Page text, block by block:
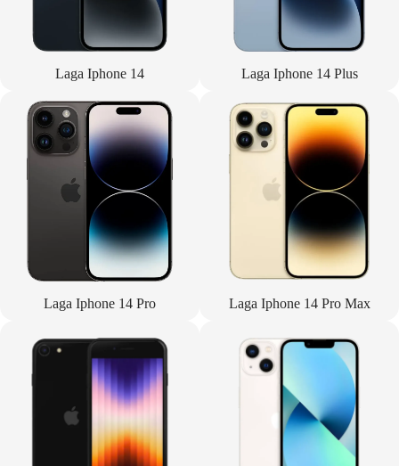
Laga Iphone 14 Laga Iphone 14 Plus
Laga Iphone 14 Pro Laga Iphone 14 Pro Max